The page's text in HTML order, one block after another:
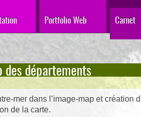
Portfolio Web Carnet
des départements
mer dans l’image-map et création
de la carte.